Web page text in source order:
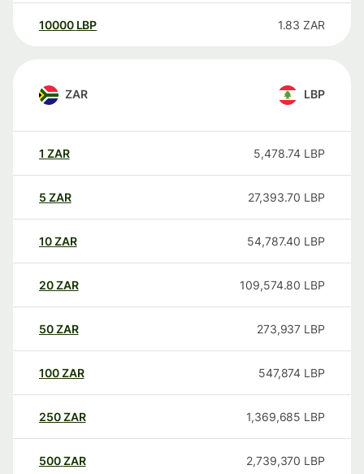
10000 LBP 1.83 ZAR
ZAR LBP
1 ZAR 5,478.74 LBP
5 ZAR 27,393.70 LBP
10ZAR 54,787.40 LBP
20ZAR 109,574.80 LBP
50ZAR 273,937 LBP
100ZAR 547,874 LBP
250ZAR 1,369,685 LBP
500ZAR 2,739,370 LBP